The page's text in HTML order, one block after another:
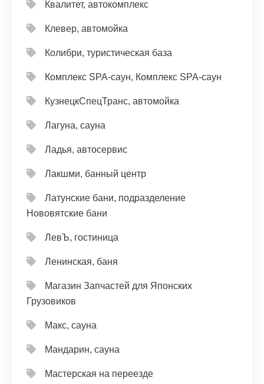
Квалитет, автокомплекс
Клевер, автомойка
Колибри, туристическая база
Комплекс SPA-саун, Комплекс SPA-саун
КузнецкСпецТранс, автомойка
Лагуна, сауна
Ладья, автосервис
Лакшми, банный центр
Латунские бани, подразделение
Нововятские бани
ЛевЪ, гостиница
Ленинская, баня
Магазин Запчастей для Японских
Грузовиков
Макс, сауна
Мандарин, сауна
Мастерская на переезде